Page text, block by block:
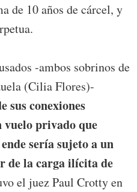
de 10 años de cárcel, y
-ambos sobrinos de
(Cilia Flores)-
sus conexiones
privado que
sería sujeto a un
de la carga ilícita de
el juez Paul Crotty en